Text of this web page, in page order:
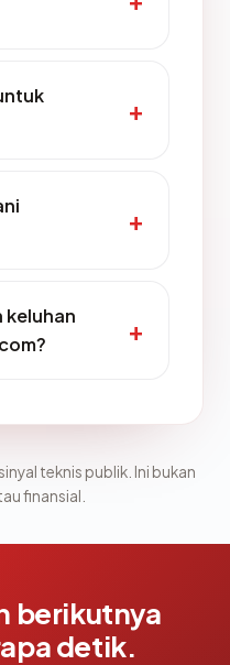
keluhan
teknis publik. Ini bukan
finansial.
berikutnya
detik.